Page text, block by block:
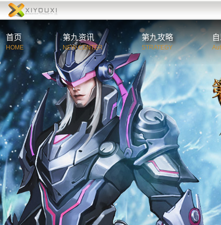
首页
HOME
第九资讯
NEW CENTER
第九攻略
STRATEGY
综合资讯
官方公告
游戏新闻
活动新闻
玩家必读
新
职